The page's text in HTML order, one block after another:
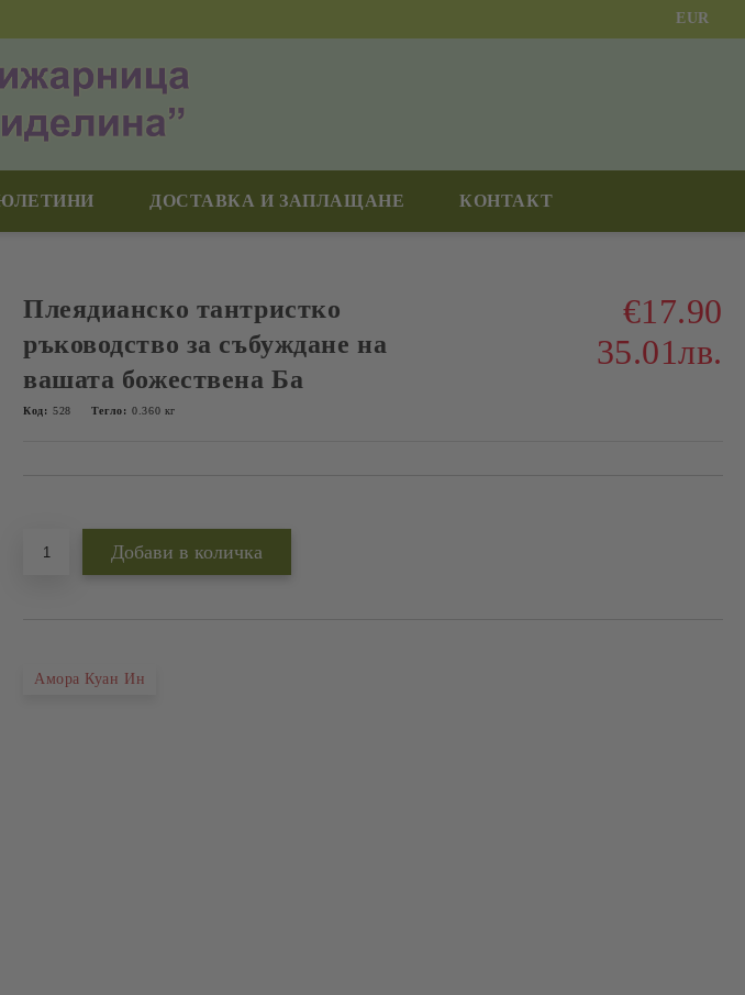
EUR
ДОСТАВКА И ЗАПЛАЩАНЕ КОНТАКТ
Плеядианско тантристко
ръководство за събуждане на
вашата божествена Ба
€17.90
35.01лв.
Код: 528 Тегло: 0.360 кг
Амора Куан Ин